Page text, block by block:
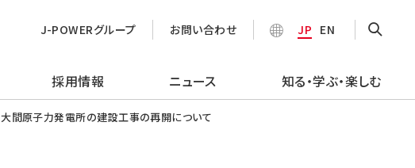
採用情報 ニュース 知る・学ぶ・楽しむ
J-POWERグループ お問い合わせ JP EN
大間原子力発電所の建設工事の再開について